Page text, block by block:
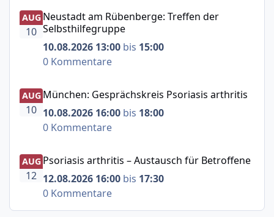
Neustadt am Rübenberge: Treffen der Selbsthilfegruppe
AUG
10
Neustadt am Rübenberge: Treffen der
Selbsthilfegruppe
10.08.2026 13:00 bis 15:00
0 Kommentare
München: Gesprächskreis Psoriasis arthritis
AUG
10
München: Gesprächskreis Psoriasis arthritis
10.08.2026 16:00 bis 18:00
0 Kommentare
Psoriasis arthritis – Austausch für Betroffene
AUG
12
Psoriasis arthritis – Austausch für Betroffene
12.08.2026 16:00 bis 17:30
0 Kommentare